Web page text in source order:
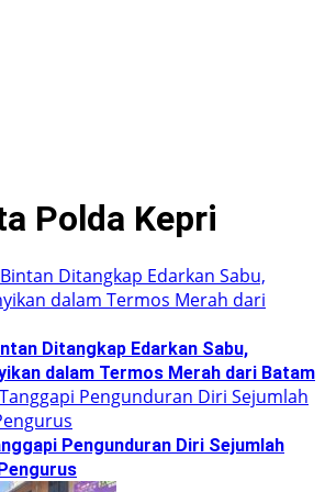
Polda Kepri
Ditangkap Edarkan Sabu,
dalam Termos Merah dari Batam
Pengunduran Diri Sejumlah